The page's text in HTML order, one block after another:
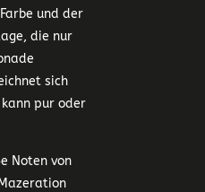
und der
die nur
sich
pur oder
Noten von